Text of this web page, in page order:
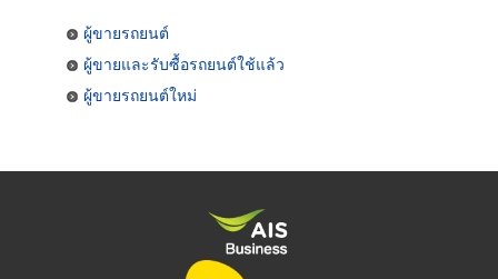
ผู้ขายรถยนต์
ผู้ขายและรับซื้อรถยนต์ใช้แล้ว
ผู้ขายรถยนต์ใหม่